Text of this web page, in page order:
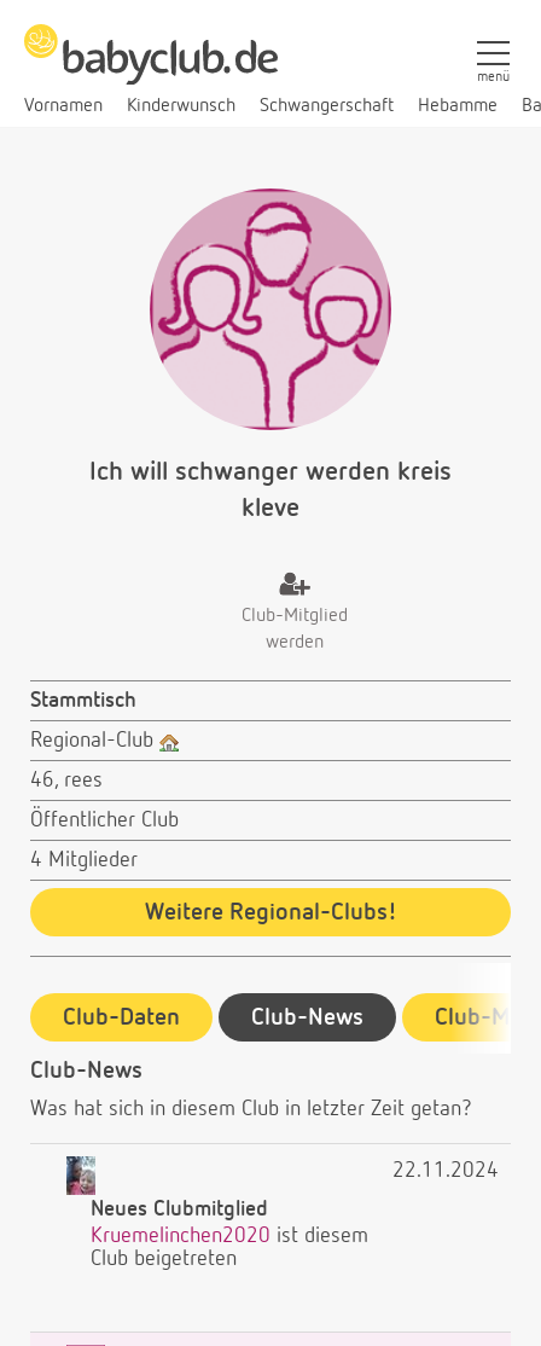
Vornamen Kinderwunsch Schwangerschaft Hebamme
menü
Ich will schwanger werden kreis
kleve
Club-Mitglied
werden
Stammtisch
Regional-Club
46, rees
Öffentlicher Club
4 Mitglieder
Weitere Regional-Clubs!
Club-Daten Club-News Club-
Club-News
Was hat sich in diesem Club in letzter Zeit getan?
Neues Clubmitglied
Kruemelinchen2020 ist diesem
Club beigetreten
22.11.2024